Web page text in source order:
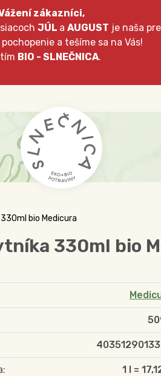
zákazníci,
JÚL a AUGUST je naša
a tešíme sa na Vás!
BIO - SLNEČNICA.
bio Medicura
330ml bio
1 l =